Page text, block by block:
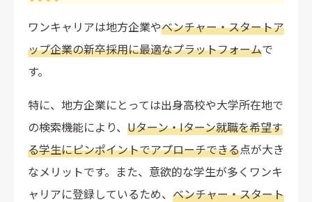
ワンキャリアは地方企業やベンチャー・スタートア
ップ企業の新卒採用に最適なプラットフォームで
す。
特に、地方企業にとっては出身高校や大学所在地で
の検索機能により、 Uターン・Iターン就職を希望す
る学生にピンポイントでアプローチできる点が大き
なメリットです。また、意欲的な学生が多くワンキ
ャリアに登録しているため、 ベンチャー・スタート